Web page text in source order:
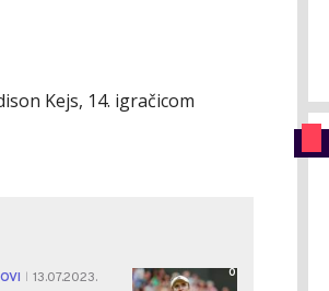
Kejs, 14. igračicom
13.07.2023.
0